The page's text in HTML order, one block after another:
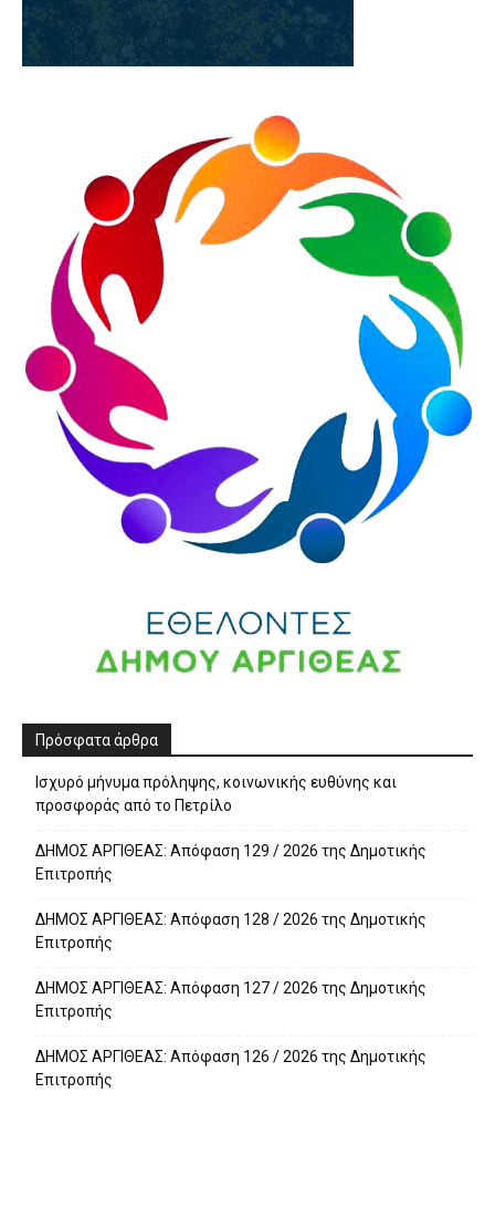
Πρόσφατα άρθρα
Ισχυρό μήνυμα πρόληψης, κοινωνικής ευθύνης και
προσφοράς από το Πετρίλο
ΔΗΜΟΣ ΑΡΓΙΘΕΑΣ: Απόφαση 129 / 2026 της Δημοτικής
Επιτροπής
ΔΗΜΟΣ ΑΡΓΙΘΕΑΣ: Απόφαση 128 / 2026 της Δημοτικής
Επιτροπής
ΔΗΜΟΣ ΑΡΓΙΘΕΑΣ: Απόφαση 127 / 2026 της Δημοτικής
Επιτροπής
ΔΗΜΟΣ ΑΡΓΙΘΕΑΣ: Απόφαση 126 / 2026 της Δημοτικής
Επιτροπής